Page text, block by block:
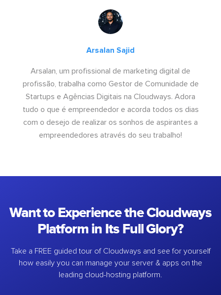
Arsalan Sajid
Arsalan, um profissional de marketing digital de
profissão, trabalha como Gestor de Comunidade de
Startups e Agências Digitais na Cloudways. Adora
tudo o que é empreendedor e acorda todos os dias
com o desejo de realizar os sonhos de aspirantes a
empreendedores através do seu trabalho!
Want to Experience the Cloudways
Platform in Its Full Glory?
Take a FREE guided tour of Cloudways and see for yourself
how easily you can manage your server & apps on the
leading cloud-hosting platform.